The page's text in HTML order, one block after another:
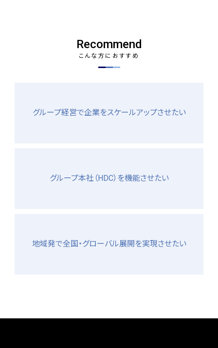
Recommend
こんな方におすすめ
グループ経営で企業をスケールアップさせたい
グループ本社（HDC）を機能させたい
地域発で全国・グローバル展開を実現させたい